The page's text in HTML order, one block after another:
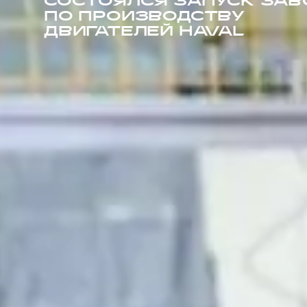
ПО ПРОИЗВОДСТВУ
ДВИГАТЕЛЕЙ HAVAL